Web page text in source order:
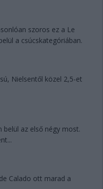
szoros ez a Le
a csúcskategóriában.
Nielsentől közel 2,5-et
az első négy most.
Calado ott marad a